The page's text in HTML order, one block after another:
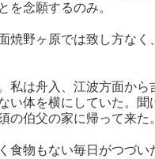
を念願するのみ。
焼野ヶ原では致し方な
私は舟入、江波方面か
い体を横にしていた。
の伯父の家に帰って来た。
物もない毎日がつづい